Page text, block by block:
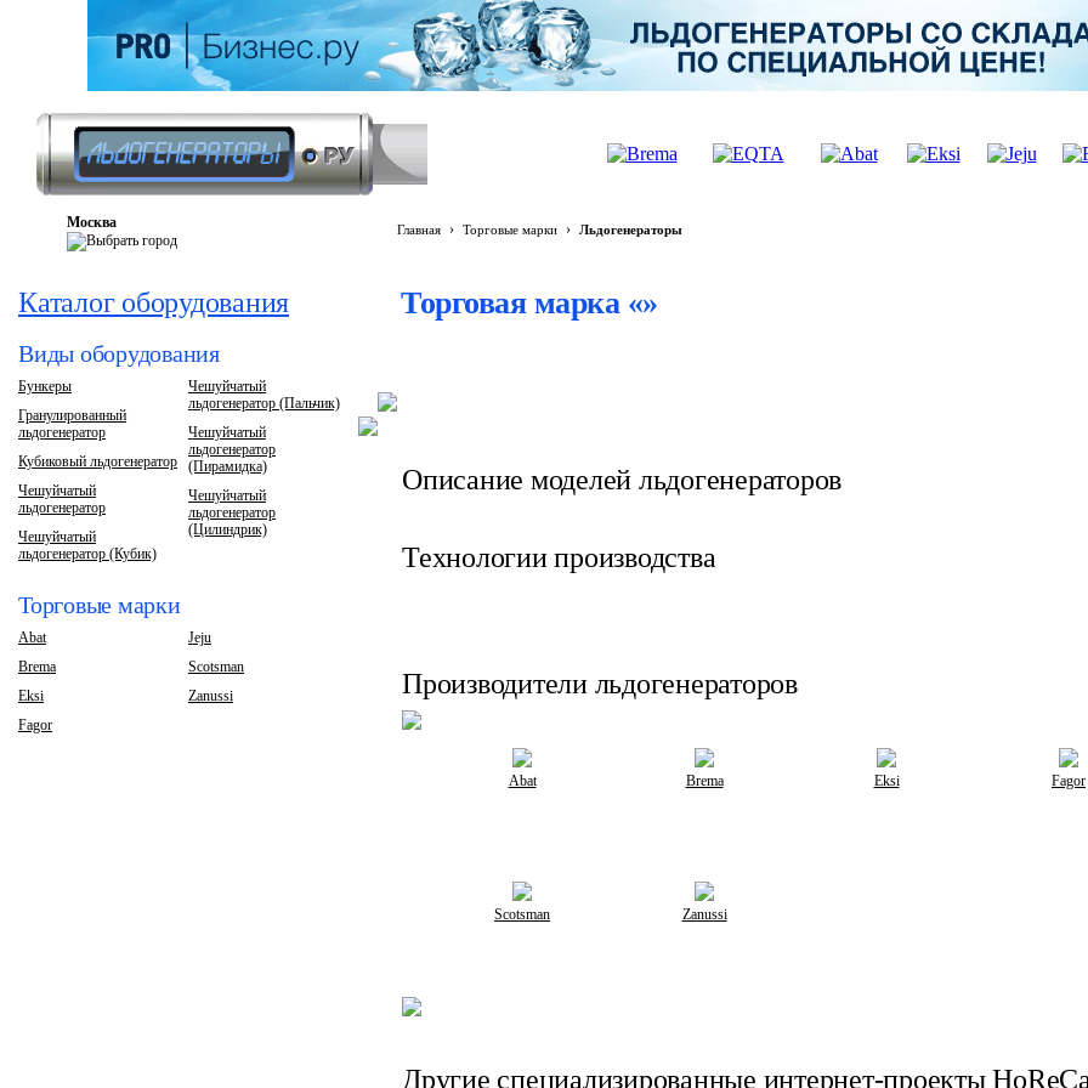
Москва Главная › Торговые марки › Льдогенераторы
Каталог оборудования
Виды оборудования
Бункеры
Гранулированный
льдогенератор
Кубиковый льдогенератор
Чешуйчатый
льдогенератор
Чешуйчатый
льдогенератор (Кубик)
Чешуйчатый
льдогенератор (Пальчик)
Чешуйчатый
льдогенератор
(Пирамидка)
Чешуйчатый
льдогенератор
(Цилиндрик)
Торговые марки
Abat
Brema
Eksi
Fagor
Jeju
Scotsman
Zanussi
Торговая марка «»
Описание моделей льдогенераторов
Технологии производства
Производители льдогенераторов
Abat Brema Eksi Fagor
Scotsman Zanussi
Другие специализированные интернет-проекты HoReCa